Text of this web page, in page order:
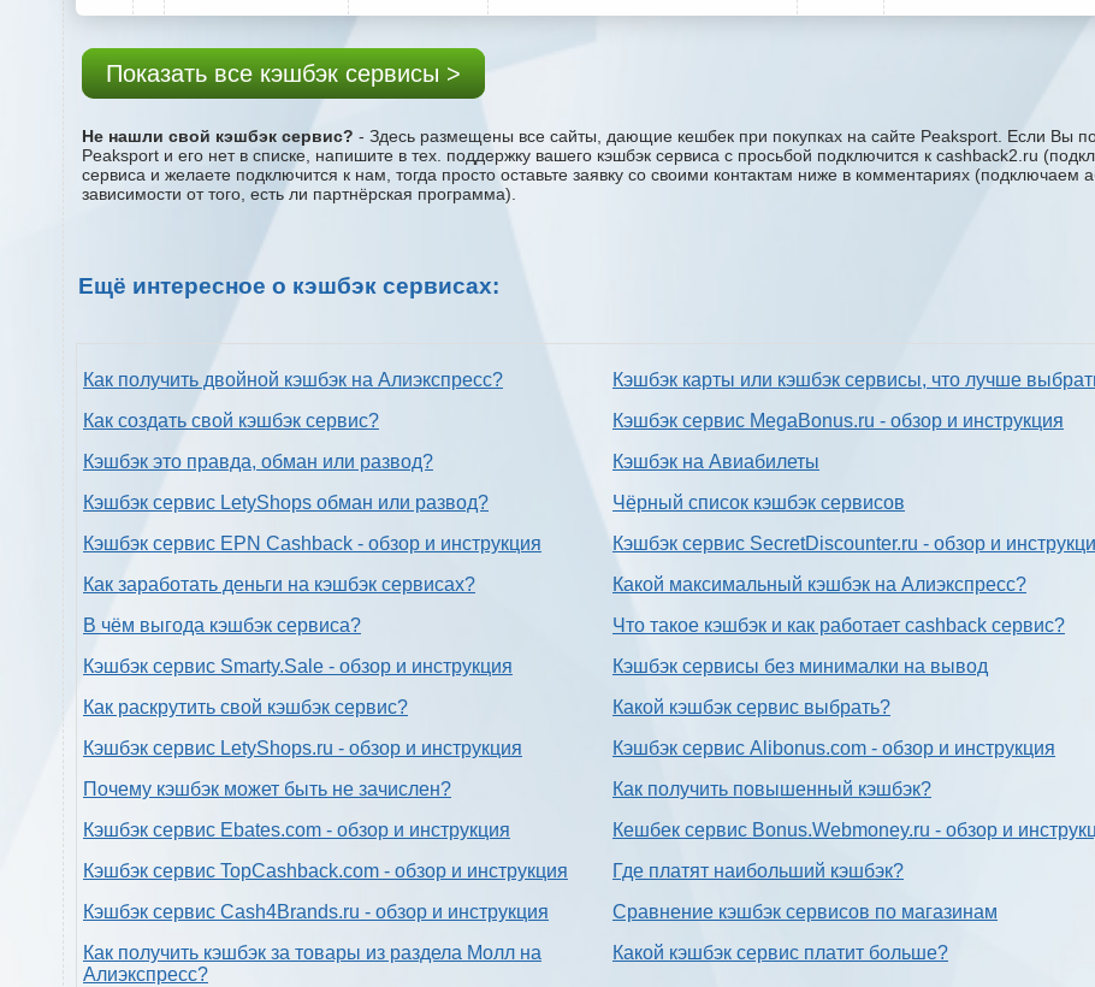
Показать все кэшбэк сервисы >
Не нашли свой кэшбэк сервис? - Здесь размещены все сайты, дающие кешбек при покупках на сайте Peaksport. Если Вы
Peaksport и его нет в списке, напишите в тех. поддержку вашего кэшбэк сервиса с проcьбой подключится к cashback2.ru
сервиса и желаете подключится к нам, тогда просто оставьте заявку со своими контактам ниже в комментариях (подключаем
зависимости от того, есть ли партнёрская программа).
Ещё интересное о кэшбэк сервисах:
Как получить двойной кэшбэк на Алиэкспресс?
Как создать свой кэшбэк сервис?
Кэшбэк это правда, обман или развод?
Кэшбэк сервис LetyShops обман или развод?
Кэшбэк сервис EPN Cashback - обзор и инструкция
Как заработать деньги на кэшбэк сервисах?
В чём выгода кэшбэк сервиса?
Кэшбэк сервис Smarty.Sale - обзор и инструкция
Как раскрутить свой кэшбэк сервис?
Кэшбэк сервис LetyShops.ru - обзор и инструкция
Почему кэшбэк может быть не зачислен?
Кэшбэк сервис Ebates.com - обзор и инструкция
Кэшбэк сервис TopCashback.com - обзор и инструкция
Кэшбэк сервис Cash4Brands.ru - обзор и инструкция
Как получить кэшбэк за товары из раздела Молл на
Алиэкспресс?
Кэшбэк карты или кэшбэк сервисы, что лучше
Кэшбэк сервис MegaBonus.ru - обзор и инструкция
Кэшбэк на Авиабилеты
Чёрный список кэшбэк сервисов
Кэшбэк сервис SecretDiscounter.ru - обзор и
Какой максимальный кэшбэк на Алиэкспресс?
Что такое кэшбэк и как работает cashback сервис?
Кэшбэк сервисы без минималки на вывод
Какой кэшбэк сервис выбрать?
Кэшбэк сервис Alibonus.com - обзор и инструкция
Как получить повышенный кэшбэк?
Кешбек сервис Bonus.Webmoney.ru - обзор и
Где платят наибольший кэшбэк?
Сравнение кэшбэк сервисов по магазинам
Какой кэшбэк сервис платит больше?